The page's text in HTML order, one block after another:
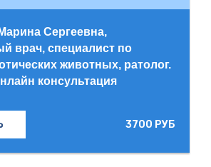
Сергеевна,
врач, специалист по
животных, ратолог.
консультация
3700 РУБ